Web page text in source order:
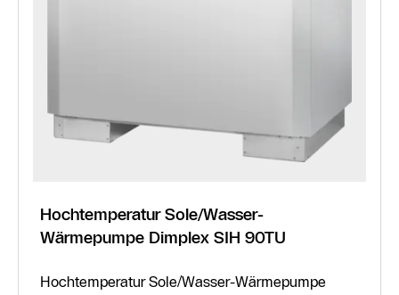
Hochtemperatur Sole/Wasser-
Wärmepumpe Dimplex SIH 90TU
Hochtemperatur Sole/Wasser-Wärmepumpe